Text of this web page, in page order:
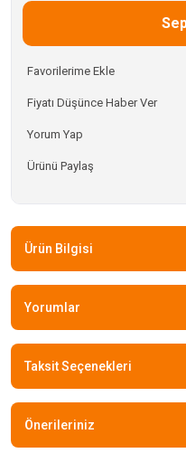
Fiyatı Düşünce Haber Ver
Yorum Yap
Ürünü Paylaş
Ürün Bilgisi
Yorumlar
Taksit Seçenekleri
Önerileriniz